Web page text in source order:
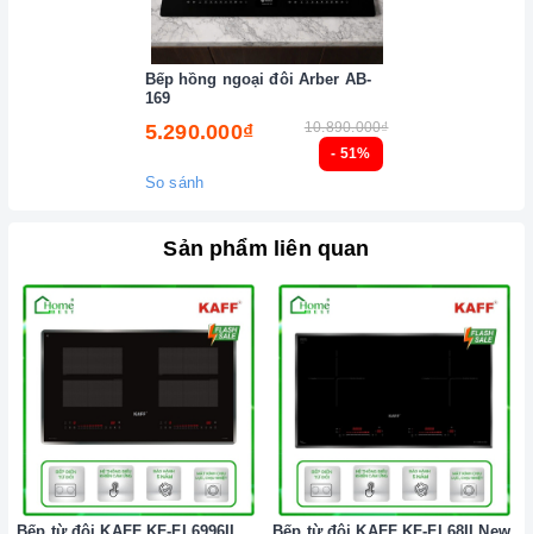
Đảm bảo đọc hướng dẫn sử dụng kèm theo để biết điện áp
và dòng điện yêu cầu cũng như các thông số kỹ thuật khác.
Làm theo hướng dẫn của nhà sản xuất.
trên bề mặt phẳng, ổn định.
Đặt dụng cụ nấu đúng trọng tâm của vùng nấu trước khi bật
cảm ứng để tránh các mã lỗi
bằng cách chạm vào nút bật/ tắt trên bảng điều
khiển, và thao tác trượt để tăng giảm công suất/ nhiệt độ/
thời gian.
Đặt công suất/ nhiệt độ/ hẹn giờ và chế độ nấu Booster theo
hướng dẫn sử dụng.
Khóa trẻ em: sử dụng để bảo đảm an toàn nếu nhà có trẻ em
và để ngăn mọi tác động làm thay đổi các cài đặt trong quá
trình nấu. Tất cả các nút sẽ bị khóa và chương trình nấu vẫn
- 51%
Bếp hồng ngoại đôi Arber AB-
169
5.290.000₫ 10.890.000₫
So sánh
Sản phẩm liên quan